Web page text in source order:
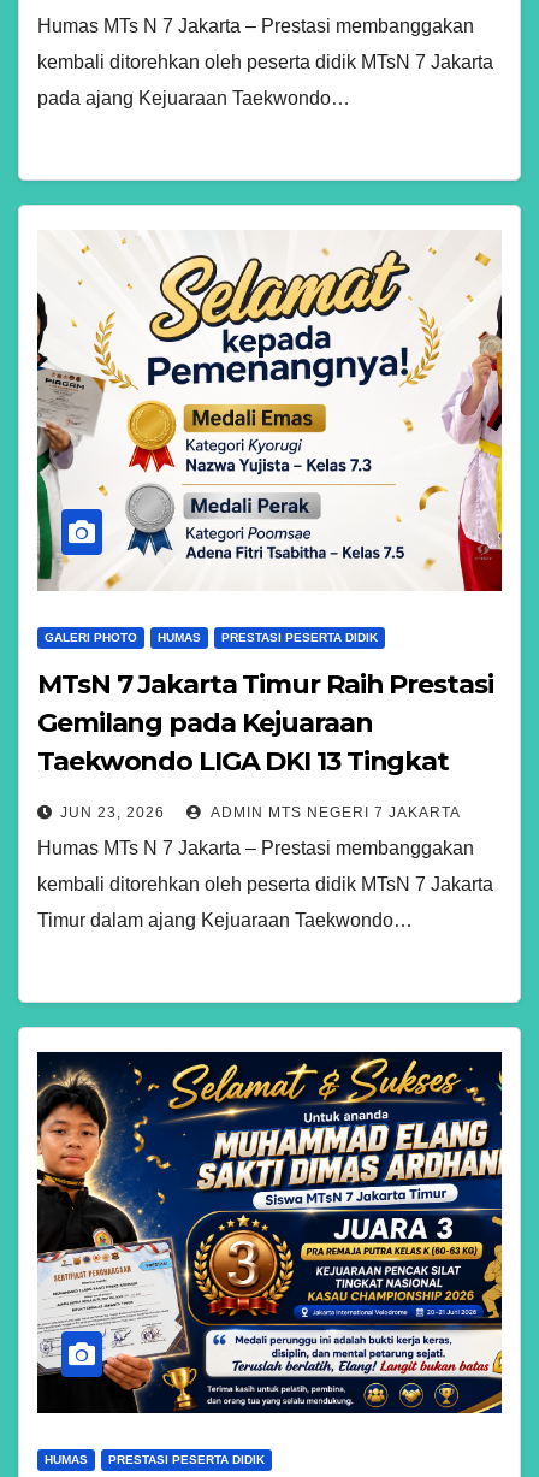
Humas MTs N 7 Jakarta – Prestasi membanggakan
kembali ditorehkan oleh peserta didik MTsN 7 Jakarta
pada ajang Kejuaraan Taekwondo…
GALERI PHOTO HUMAS PRESTASI PESERTA DIDIK
MTsN 7 Jakarta Timur Raih Prestasi
Gemilang pada Kejuaraan
Taekwondo LIGA DKI 13 Tingkat
Provinsi
JUN 23, 2026 ADMIN MTS NEGERI 7 JAKARTA
Humas MTs N 7 Jakarta – Prestasi membanggakan
kembali ditorehkan oleh peserta didik MTsN 7 Jakarta
Timur dalam ajang Kejuaraan Taekwondo…
HUMAS PRESTASI PESERTA DIDIK